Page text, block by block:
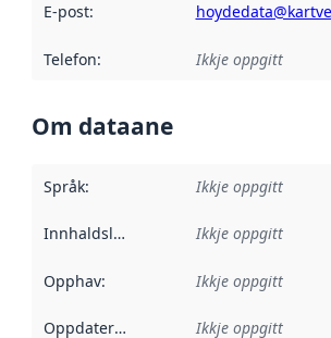
E-post:
Telefon: Ikkje oppgitt
Om dataane
Språk: Ikkje oppgitt
Innhaldsleverandørar :
Ikkje oppgitt
Opphav: Ikkje oppgitt
Oppdateringsfrekvens :
Ikkje oppgitt